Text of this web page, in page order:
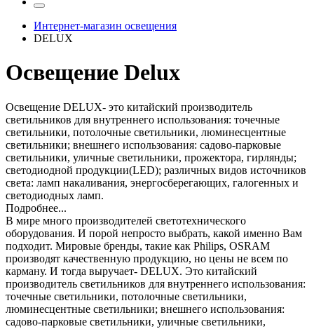
Интернет-магазин освещения
DELUX
Освещение Delux
Освещение DELUX- это китайский производитель
светильников для внутреннего использования: точечные
светильники, потолочные светильники, люминесцентные
светильники; внешнего использования: садово-парковые
светильники, уличные светильники, прожектора, гирлянды;
светодиодной продукции(LED); различных видов источников
света: ламп накаливания, энергосберегающих, галогенных и
светодиодных ламп.
Подробнее...
В мире много производителей светотехнического
оборудования. И порой непросто выбрать, какой именно Вам
подходит. Мировые бренды, такие как Philips, OSRAM
производят качественную продукцию, но цены не всем по
карману. И тогда выручает- DELUX. Это китайский
производитель светильников для внутреннего использования:
точечные светильники, потолочные светильники,
люминесцентные светильники; внешнего использования:
садово-парковые светильники, уличные светильники,